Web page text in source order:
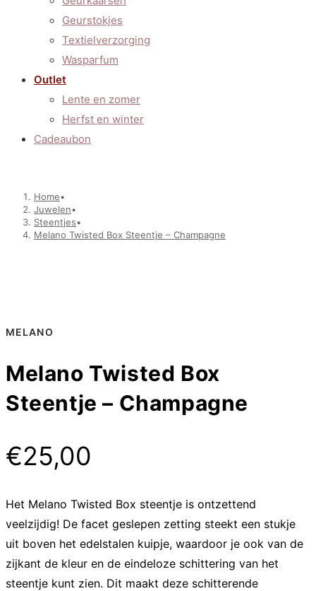
Geurstokjes
Textielverzorging
Wasparfum
Outlet
Lente en zomer
Herfst en winter
Cadeaubon
Home•
Juwelen•
Steentjes•
Melano Twisted Box Steentje – Champagne
MELANO
Melano Twisted Box
Steentje – Champagne
€25,00
Het Melano Twisted Box steentje is ontzettend
veelzijdig! De facet geslepen zetting steekt een stukje
uit boven het edelstalen kuipje, waardoor je ook van de
zijkant de kleur en de eindeloze schittering van het
steentje kunt zien. Dit maakt deze schitterende